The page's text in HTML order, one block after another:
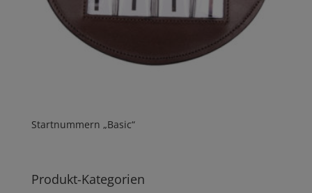
Startnummern „Basic“
Produkt-Kategorien